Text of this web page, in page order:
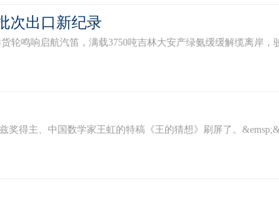
次出口新纪录
轮鸣响启航汽笛，满载3750吨吉林大安产绿氨缓缓解缆离岸
奖得主、中国数学家王虹的特稿《王的猜想》刷屏了。